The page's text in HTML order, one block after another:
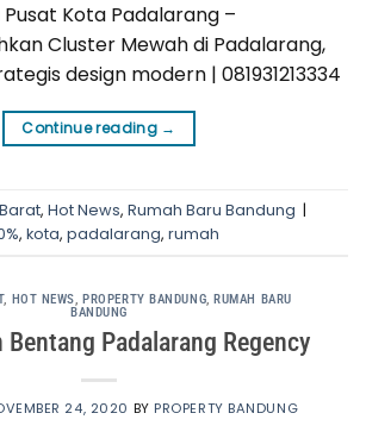
Pusat Kota Padalarang –
Cluster Mewah di Padalarang,
design modern | 081931213334
Continue reading →
, Hot News, Rumah Baru Bandung |
, kota, padalarang, rumah
, HOT NEWS, PROPERTY BANDUNG, RUMAH BARU
BANDUNG
Bentang Padalarang Regency
24, 2020 BY PROPERTY BANDUNG